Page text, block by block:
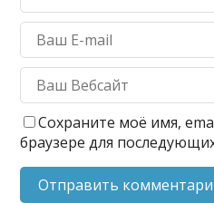
Сохраните моё имя,
браузере для